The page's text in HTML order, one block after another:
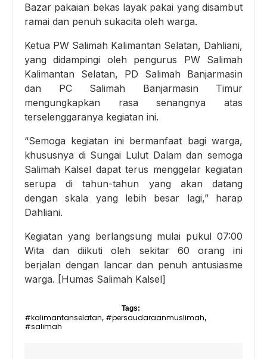
Bazar pakaian bekas layak pakai yang disambut
ramai dan penuh sukacita oleh warga.
Ketua PW Salimah Kalimantan Selatan, Dahliani,
yang didampingi oleh pengurus PW Salimah
Kalimantan Selatan, PD Salimah Banjarmasin
dan PC Salimah Banjarmasin Timur
mengungkapkan rasa senangnya atas
terselenggaranya kegiatan ini.
“Semoga kegiatan ini bermanfaat bagi warga,
khususnya di Sungai Lulut Dalam dan semoga
Salimah Kalsel dapat terus menggelar kegiatan
serupa di tahun-tahun yang akan datang
dengan skala yang lebih besar lagi,” harap
Dahliani.
Kegiatan yang berlangsung mulai pukul 07:00
Wita dan diikuti oleh sekitar 60 orang ini
berjalan dengan lancar dan penuh antusiasme
warga. [Humas Salimah Kalsel]
Tags:
#kalimantanselatan, #persaudaraanmuslimah,
#salimah